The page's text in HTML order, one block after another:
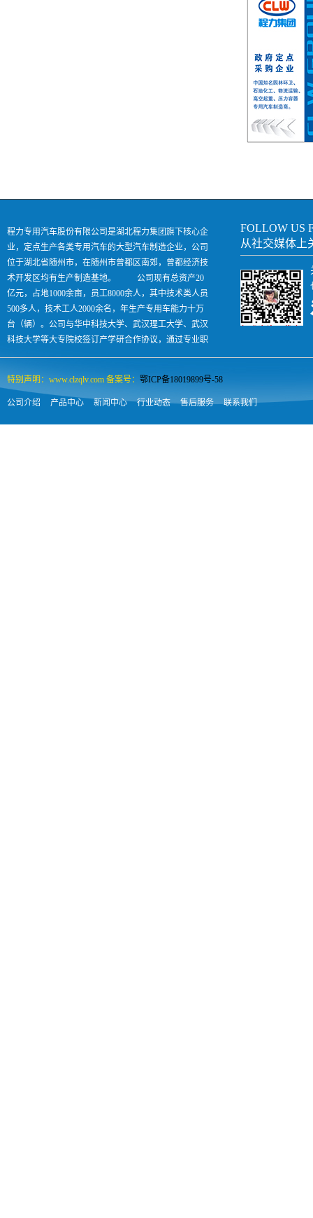
程力专用汽车股份有限公司是湖北程力集团旗下核心企
业，定点生产各类专用汽车的大型汽车制造企业，公司
位于湖北省随州市，在随州市曾都区南郊，曾都经济技
术开发区均有生产制造基地。 公司现有总资产20
亿元，占地1000余亩，员工8000余人，其中技术类人员
500多人，技术工人2000余名，年生产专用车能力十万
台（辆）。公司与华中科技大学、武汉理工大学、武汉
科技大学等大专院校签订产学研合作协议，通过专业职
业技术培训每年向社会输出各类汽车人才500余人，是
FOLLOW US
从社交媒体上
特别声明：www.clzqlv.com 备案号： 鄂ICP备18019899号-58
公司介绍 产品中心 新闻中心 行业动态 售后服务 联系我们